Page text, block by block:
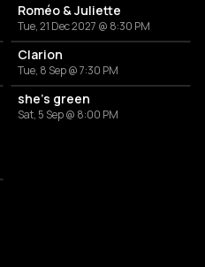
Roméo & Juliette
Tue, 21 Dec 2027 @ 8:30 PM
Clarion
Tue, 8 Sep @ 7:30 PM
she’s green
Sat, 5 Sep @ 8:00 PM